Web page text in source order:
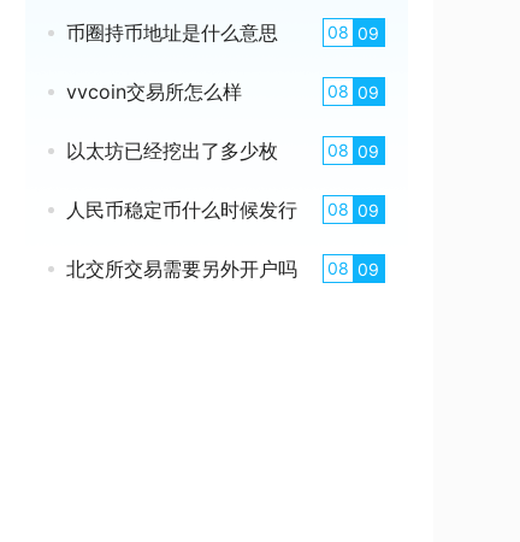
币圈持币地址是什么意思 08 09
vvcoin交易所怎么样 08 09
以太坊已经挖出了多少枚 08 09
人民币稳定币什么时候发行 08 09
北交所交易需要另外开户吗 08 09